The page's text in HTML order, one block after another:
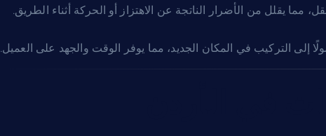
مما يقلل من الأضرار الناتجة عن الاهتزاز أو الحركة أثناء الطريق.
إلى التركيب في المكان الجديد، مما يوفر الوقت والجهد على العميل.